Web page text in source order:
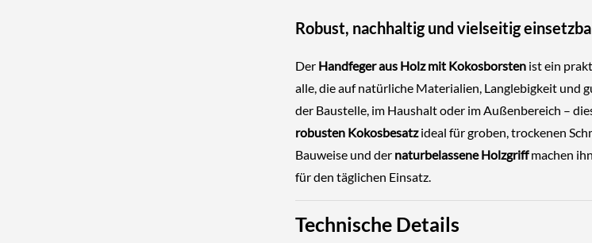
Robust, nachhaltig und vielseitig
Der Handfeger aus Holz mit Kokosborsten ist ein
alle, die auf natürliche Materialien, Langlebigkeit und
der Baustelle, im Haushalt oder im Außenbereich –
robusten Kokosbesatzideal für groben, trockenen
Bauweise und der naturbelassene Holzgriffmachen
für den täglichen Einsatz.
Technische Details